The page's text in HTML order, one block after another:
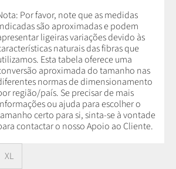
Por favor, note que as medidas
são aproximadas e podem
ligeiras variações devido às
naturais das fibras que
Esta tabela oferece uma
aproximada do tamanho nas
normas de dimensionamento
região/país. Se precisar de mais
ou ajuda para escolher o
certo para si, sinta-se à vontade
contactar o nosso Apoio ao Cliente.
XL